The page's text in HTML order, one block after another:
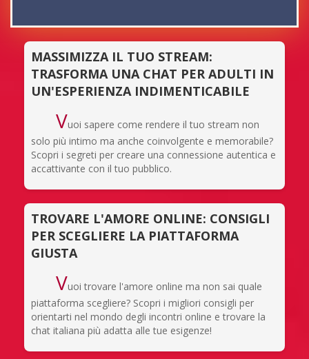
MASSIMIZZA IL TUO STREAM:
TRASFORMA UNA CHAT PER ADULTI IN
UN'ESPERIENZA INDIMENTICABILE
Vuoi sapere come rendere il tuo stream non
solo più intimo ma anche coinvolgente e memorabile?
Scopri i segreti per creare una connessione autentica e
accattivante con il tuo pubblico.
TROVARE L'AMORE ONLINE: CONSIGLI
PER SCEGLIERE LA PIATTAFORMA
GIUSTA
Vuoi trovare l'amore online ma non sai quale
piattaforma scegliere? Scopri i migliori consigli per
orientarti nel mondo degli incontri online e trovare la
chat italiana più adatta alle tue esigenze!